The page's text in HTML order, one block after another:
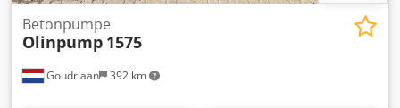
Goudriaan 392 km
Betonpumpe
Olinpump 1575